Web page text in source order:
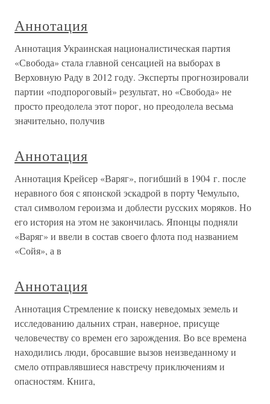
Аннотация
Аннотация Украинская националистическая партия
«Свобода» стала главной сенсацией на выборах в
Верховную Раду в 2012 году. Эксперты прогнозировали
партии «подпороговый» результат, но «Свобода» не
просто преодолела этот порог, но преодолела весьма
значительно, получив
Аннотация
Аннотация Крейсер «Варяг», погибший в 1904 г. после
неравного боя с японской эскадрой в порту Чемульпо,
стал символом героизма и доблести русских моряков. Но
его история на этом не закончилась. Японцы подняли
«Варяг» и ввели в состав своего флота под названием
«Сойя», а в
Аннотация
Аннотация Стремление к поиску неведомых земель и
исследованию дальних стран, наверное, присуще
человечеству со времен его зарождения. Во все времена
находились люди, бросавшие вызов неизведанному и
смело отправлявшиеся навстречу приключениям и
опасностям. Книга,